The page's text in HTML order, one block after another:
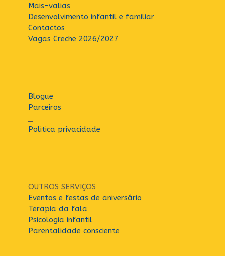
Mais-valias
Desenvolvimento infantil e familiar
Contactos
Vagas Creche 2026/2027
Blogue
Parceiros
Politica privacidade
OUTROS SERVIÇOS
Eventos e festas de aniversário
Terapia da fala
Psicologia infantil
Parentalidade consciente